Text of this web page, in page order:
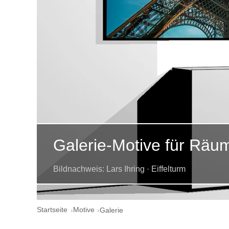
Galerie-Motive für
Bildnachweis: Lars Ihring · Eiffelturm
Startseite Motive Galerie